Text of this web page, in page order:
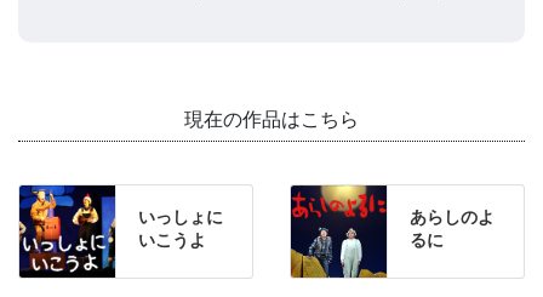
現在の作品はこちら
いっしょに
いこうよ
あらしのよ
るに